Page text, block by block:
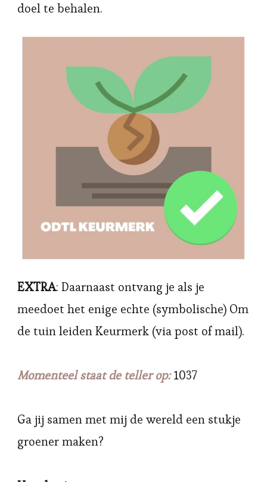
doel te behalen.
EXTRA: Daarnaast ontvang je als je
meedoet het enige echte (symbolische) Om
de tuin leiden Keurmerk (via post of mail).
Momenteel staat de teller op:1037
Ga jij samen met mij de wereld een stukje
groener maken?